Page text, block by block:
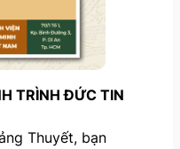
TRÌNH ĐỨC TIN
Thuyết, bạn